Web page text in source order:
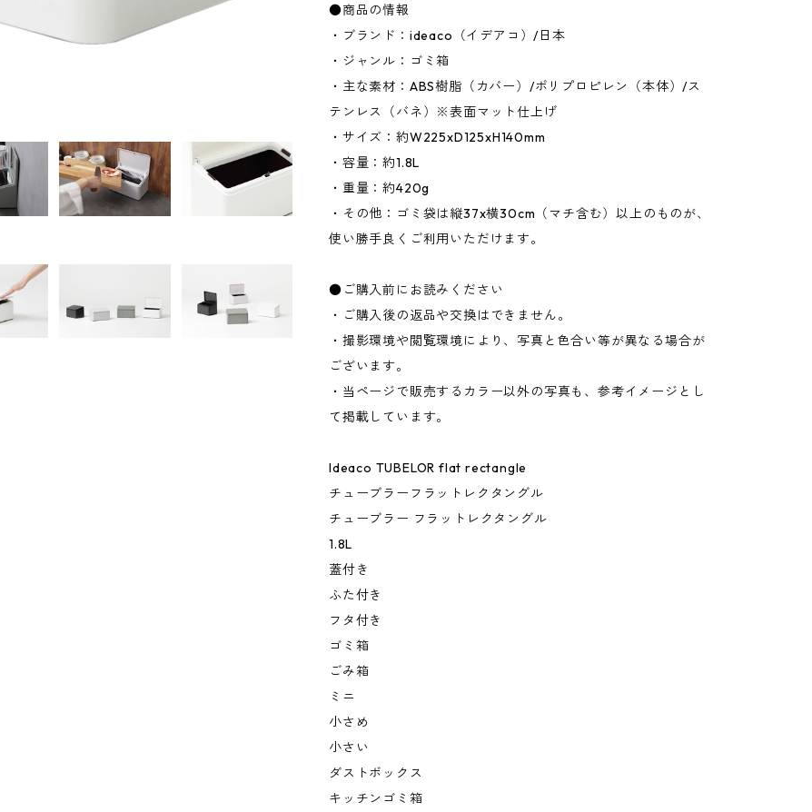
●商品の情報
・ブランド：ideaco（イデアコ）/日本
・ジャンル：ゴミ箱
・主な素材：ABS樹脂（カバー）/ポリプロピレン（本体）/ス
テンレス（バネ）※表面マット仕上げ
・サイズ：約W225xD125xH140mm
・容量：約1.8L
・重量：約420g
・その他：ゴミ袋は縦37x横30cm（マチ含む）以上のものが、
使い勝手良くご利用いただけます。
●ご購入前にお読みください
・ご購入後の返品や交換はできません。
・撮影環境や閲覧環境により、写真と色合い等が異なる場合が
ございます。
・当ページで販売するカラー以外の写真も、参考イメージとし
て掲載しています。
Ideaco TUBELOR flat rectangle
チューブラーフラットレクタングル
チューブラー フラットレクタングル
1.8L
蓋付き
ふた付き
フタ付き
ゴミ箱
ごみ箱
ミニ
小さめ
小さい
ダストボックス
キッチンゴミ箱